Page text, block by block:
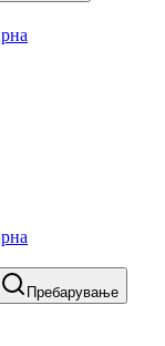
Пребарување